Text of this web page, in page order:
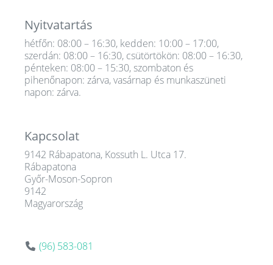
Nyitvatartás
hétfőn: 08:00 – 16:30, kedden: 10:00 – 17:00,
szerdán: 08:00 – 16:30, csütörtökön: 08:00 – 16:30,
pénteken: 08:00 – 15:30, szombaton és
pihenőnapon: zárva, vasárnap és munkaszüneti
napon: zárva.
Kapcsolat
9142 Rábapatona, Kossuth L. Utca 17.
Rábapatona
Győr-Moson-Sopron
9142
Magyarország
(96) 583-081